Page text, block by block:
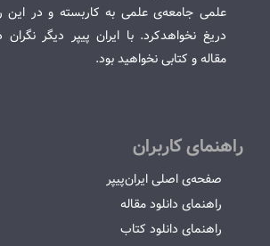
علمی جامعه‌ی علمی به کاربسته و در این
دریغ نخواهدکرد. با ایران پیپر دیگر
مقاله و کتابی نخواهید بود.
راهنمای کاربران
صفحه‌ی اصلی ایران‌پیپر
راهنمای دانلود مقاله
راهنمای دانلود کتاب